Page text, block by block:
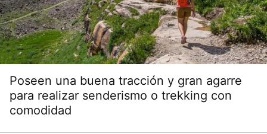
Poseen una buena tracción y gran agarre
para realizar senderismo o trekking con
comodidad